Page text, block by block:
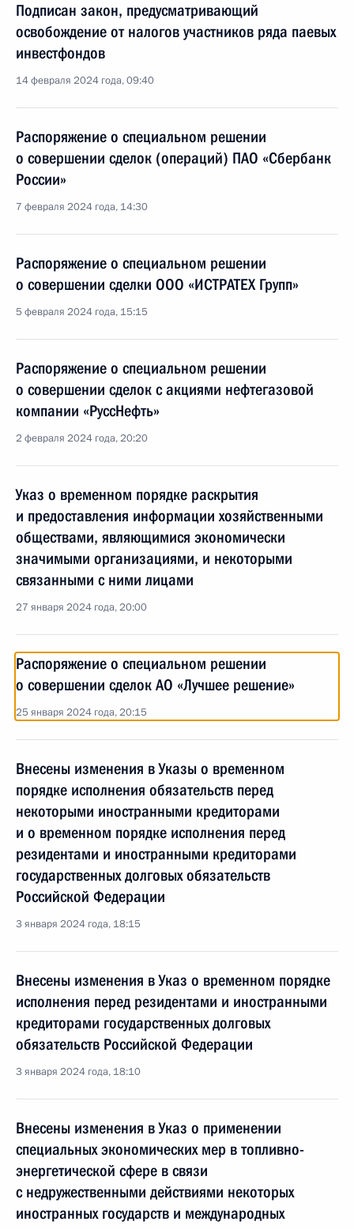
Подписан закон, предусматривающий
освобождение от налогов участников ряда паевых
инвестфондов
14 февраля 2024 года, 09:40
Распоряжение о специальном решении
о совершении сделок (операций) ПАО «Сбербанк
России»
7 февраля 2024 года, 14:30
Распоряжение о специальном решении
о совершении сделки ООО «ИСТРАТЕХ Групп»
5 февраля 2024 года, 15:15
Распоряжение о специальном решении
о совершении сделок с акциями нефтегазовой
компании «РуссНефть»
2 февраля 2024 года, 20:20
Указ о временном порядке раскрытия
и предоставления информации хозяйственными
обществами, являющимися экономически
значимыми организациями, и некоторыми
связанными с ними лицами
27 января 2024 года, 20:00
Распоряжение о специальном решении
о совершении сделок АО «Лучшее решение»
25 января 2024 года, 20:15
Внесены изменения в Указы о временном
порядке исполнения обязательств перед
некоторыми иностранными кредиторами
и о временном порядке исполнения перед
резидентами и иностранными кредиторами
государственных долговых обязательств
Российской Федерации
3 января 2024 года, 18:15
Внесены изменения в Указ о временном порядке
исполнения перед резидентами и иностранными
кредиторами государственных долговых
обязательств Российской Федерации
3 января 2024 года, 18:10
Внесены изменения в Указ о применении
специальных экономических мер в топливно-
энергетической сфере в связи
с недружественными действиями некоторых
иностранных государств и международных